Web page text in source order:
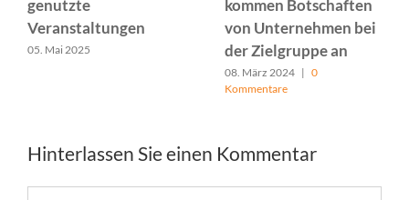
genutzte
Veranstaltungen
05. Mai 2025
kommen Botschaften
von Unternehmen bei
der Zielgruppe an
08. März 2024 | 0
Kommentare
Hinterlassen Sie einen Kommentar